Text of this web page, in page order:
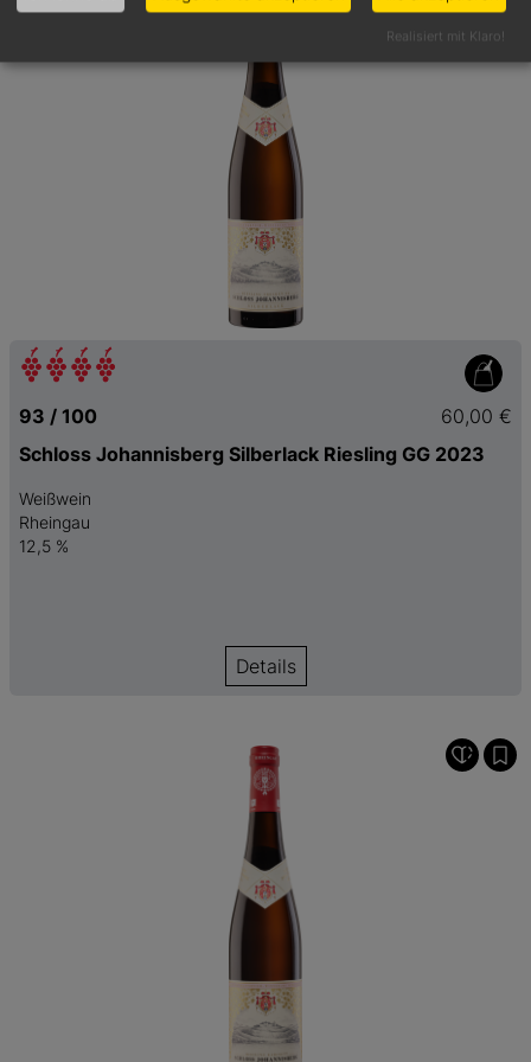
93 / 100
60,00 €
Schloss Johannisberg Silberlack Riesling GG 2023
Weißwein
Rheingau
12,5 %
Details
Realisiert mit Klaro!